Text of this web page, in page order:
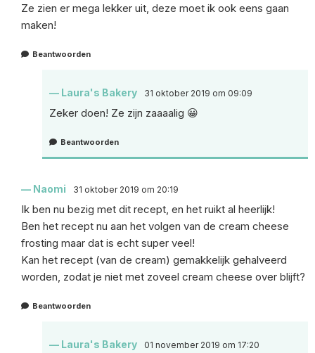
Ze zien er mega lekker uit, deze moet ik ook eens gaan
maken!
Beantwoorden
Laura's Bakery 31 oktober 2019 om 09:09
Zeker doen! Ze zijn zaaaalig 😀
Beantwoorden
Naomi 31 oktober 2019 om 20:19
Ik ben nu bezig met dit recept, en het ruikt al heerlijk!
Ben het recept nu aan het volgen van de cream cheese
frosting maar dat is echt super veel!
Kan het recept (van de cream) gemakkelijk gehalveerd
worden, zodat je niet met zoveel cream cheese over blijft?
Beantwoorden
Laura's Bakery 01 november 2019 om 17:20